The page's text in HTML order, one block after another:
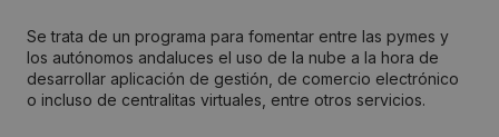
Se trata de un programa para fomentar entre las pymes y
los autónomos andaluces el uso de la nube a la hora de
desarrollar aplicación de gestión, de comercio electrónico
o incluso de centralitas virtuales, entre otros servicios.